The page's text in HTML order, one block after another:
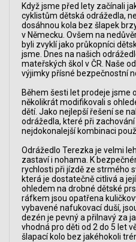
Když jsme před lety začínali
cyklistům dětská odrážedla,
dosáhnou kola bez šlapek
v Německu. Ovšem na
byli zvyklí jako průkopníci
jsme. Dnes na našich
mateřských škol v ČR. Naše
výjimky přísné bezpečnostní
Během šesti let prodeje jsme
několikrát modifikovali s
dětí. Jako nejlepší řešení se
odrážedla, které při
nejdokonalejší kombinaci
Odrážedlo Terezka je velmi
zastaví i nohama. K
rychlosti při jízdě ze strmého
která je dostatečně citlivá a
ohledem na drobné dětské
ráfkem jsou opatřena
vybavené nafukovací duší,
dezén je pevný a přilnavý za
vhodná pro děti od 2 do 5 let
šlapací kolo bez jakéhokoli